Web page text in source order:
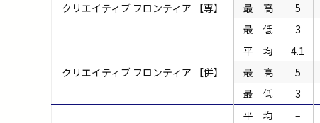
クリエイティブ フロンティア 【専】
最 高
5
最 低
3
クリエイティブ フロンティア 【併】
平 均 4.1
最 高
5
最 低
3
平 均 –